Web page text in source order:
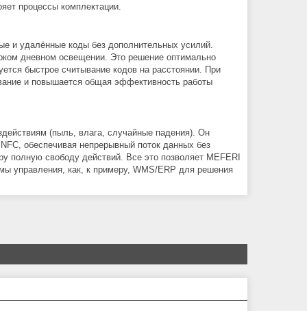
процессы комплектации.
и удалённые коды без дополнительных усилий.
дневном освещении. Это решение оптимально
быстрое считывание кодов на расстоянии. При
и повышается общая эффективность работы
(пыль, влага, случайные падения). Он
обеспечивая непрерывный поток данных без
полную свободу действий. Все это позволяет MEFERI
управления, как, к примеру, WMS/ERP для решения